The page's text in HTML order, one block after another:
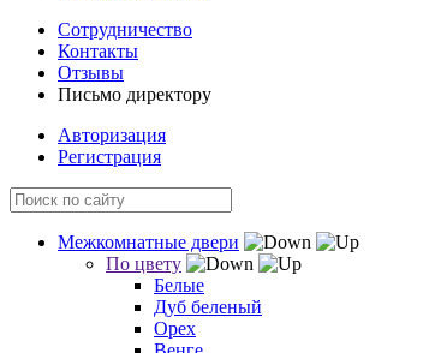
Сотрудничество
Контакты
Отзывы
Письмо директору
Авторизация
Регистрация
Межкомнатные двери
По цвету
Белые
Дуб беленый
Орех